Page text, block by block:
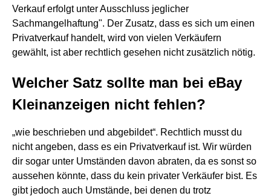
Verkauf erfolgt unter Ausschluss jeglicher
Sachmangelhaftung". Der Zusatz, dass es sich um einen
Privatverkauf handelt, wird von vielen Verkäufern
gewählt, ist aber rechtlich gesehen nicht zusätzlich nötig.
Welcher Satz sollte man bei eBay
Kleinanzeigen nicht fehlen?
„wie beschrieben und abgebildet“. Rechtlich musst du
nicht angeben, dass es ein Privatverkauf ist. Wir würden
dir sogar unter Umständen davon abraten, da es sonst so
aussehen könnte, dass du kein privater Verkäufer bist. Es
gibt jedoch auch Umstände, bei denen du trotz